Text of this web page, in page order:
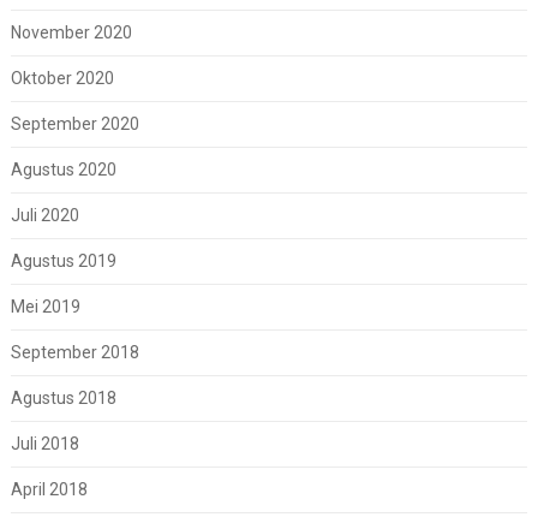
November 2020
Oktober 2020
September 2020
Agustus 2020
Juli 2020
Agustus 2019
Mei 2019
September 2018
Agustus 2018
Juli 2018
April 2018